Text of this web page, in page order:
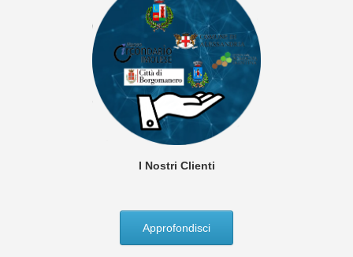
I Nostri Clienti
Approfondisci